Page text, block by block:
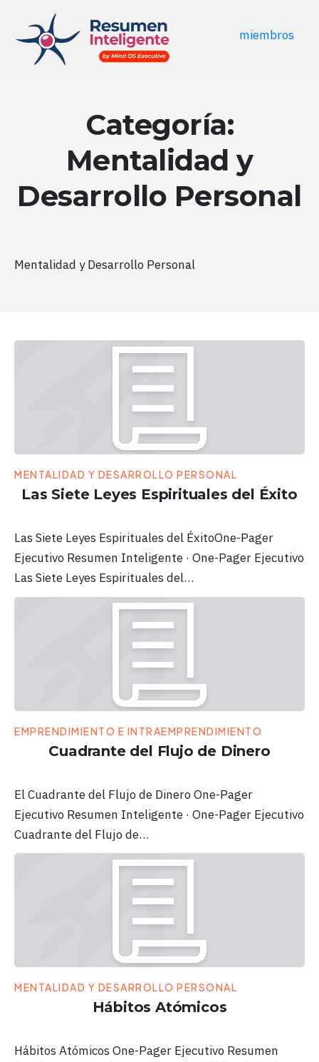
miembros
Categoría:
Mentalidad y
Desarrollo Personal
Mentalidad y Desarrollo Personal
MENTALIDAD Y DESARROLLO PERSONAL
Las Siete Leyes Espirituales del Éxito
Las Siete Leyes Espirituales del ÉxitoOne-Pager
Ejecutivo Resumen Inteligente · One-Pager Ejecutivo
Las Siete Leyes Espirituales del…
EMPRENDIMIENTO E INTRAEMPRENDIMIENTO
Cuadrante del Flujo de Dinero
El Cuadrante del Flujo de Dinero One-Pager
Ejecutivo Resumen Inteligente · One-Pager Ejecutivo
Cuadrante del Flujo de…
MENTALIDAD Y DESARROLLO PERSONAL
Hábitos Atómicos
Hábitos Atómicos One-Pager Ejecutivo Resumen